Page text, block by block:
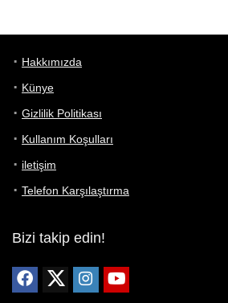
Hakkımızda
Künye
Gizlilik Politikası
Kullanım Koşulları
iletişim
Telefon Karşılaştırma
Bizi takip edin!